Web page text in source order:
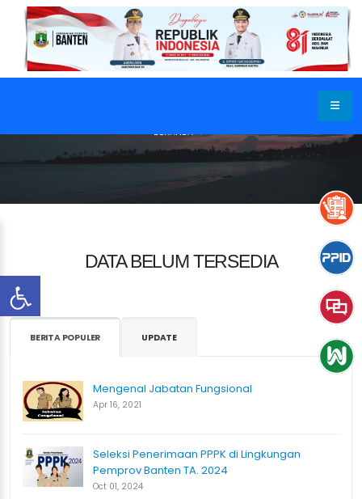
BERANDA
DATA BELUM TERSEDIA
BERITA POPULER UPDATE
Mengenal Jabatan Fungsional
Apr 16, 2021
Seleksi Penerimaan PPPK di Lingkungan
Pemprov Banten TA. 2024
Oct 01, 2024